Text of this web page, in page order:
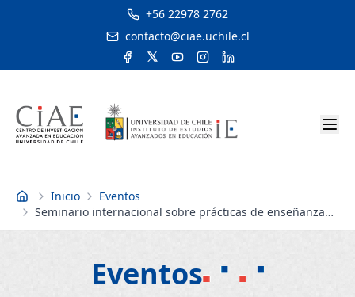
+56 22978 2762
contacto@ciae.uchile.cl
Inicio Inicio
Eventos
Seminario internacional sobre prácticas de enseñanza
de lengua indígena
Eventos